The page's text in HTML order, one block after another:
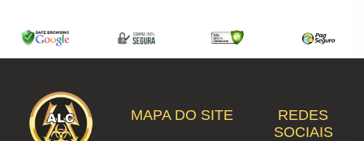
MAPA DO SITE
REDES
SOCIAIS